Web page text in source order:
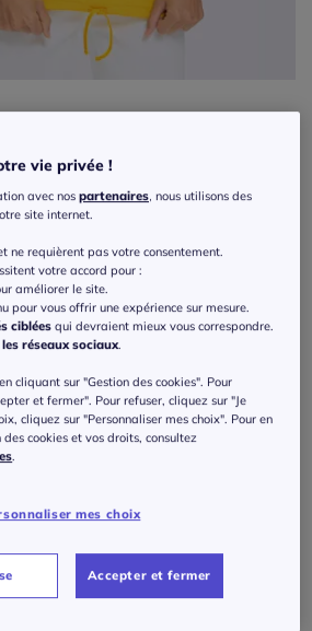
5
une taille
4 semaines
vie privée !
avec nospartenaires , nous utilisons des
site internet.
ne requièrent pas votre consentement.
votre accord pour :
améliorer le site.
pour vous offrir une expérience sur mesure.
ciblées qui devraient mieux vous correspondre.
réseaux sociaux
cliquant sur "Gestion des cookies". Pour
et fermer". Pour refuser, cliquez sur "Je
cliquez sur "Personnaliser mes choix". Pour en
cookies et vos droits, consultez
mes choix
Accepter et fermer